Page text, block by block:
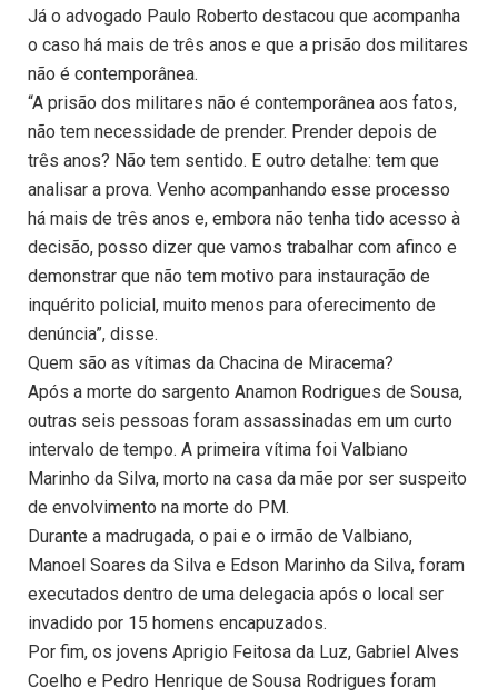
Já o advogado Paulo Roberto destacou que acompanha
o caso há mais de três anos e que a prisão dos militares
não é contemporânea.
“A prisão dos militares não é contemporânea aos fatos,
não tem necessidade de prender. Prender depois de
três anos? Não tem sentido. E outro detalhe: tem que
analisar a prova. Venho acompanhando esse processo
há mais de três anos e, embora não tenha tido acesso à
decisão, posso dizer que vamos trabalhar com afinco e
demonstrar que não tem motivo para instauração de
inquérito policial, muito menos para oferecimento de
denúncia”, disse.
Quem são as vítimas da Chacina de Miracema?
Após a morte do sargento Anamon Rodrigues de Sousa,
outras seis pessoas foram assassinadas em um curto
intervalo de tempo. A primeira vítima foi Valbiano
Marinho da Silva, morto na casa da mãe por ser suspeito
de envolvimento na morte do PM.
Durante a madrugada, o pai e o irmão de Valbiano,
Manoel Soares da Silva e Edson Marinho da Silva, foram
executados dentro de uma delegacia após o local ser
invadido por 15 homens encapuzados.
Por fim, os jovens Aprigio Feitosa da Luz, Gabriel Alves
Coelho e Pedro Henrique de Sousa Rodrigues foram